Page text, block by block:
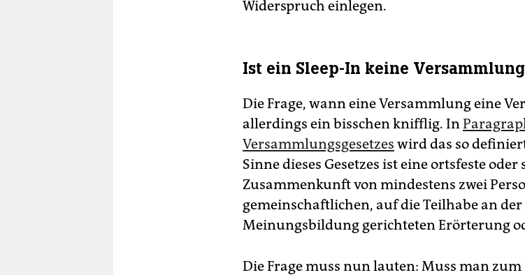
Widerspruch einlegen.
Ist ein Sleep-In keine
Die Frage, wann eine Versammlung eine
allerdings ein bisschen knifflig. In
Versammlungsgesetzes wird das so
Sinne dieses Gesetzes ist eine ortsfeste
Zusammenkunft von mindestens zwei
gemeinschaftlichen, auf die Teilhabe an
Meinungsbildung gerichteten Erörterung
Die Frage muss nun lauten: Muss man